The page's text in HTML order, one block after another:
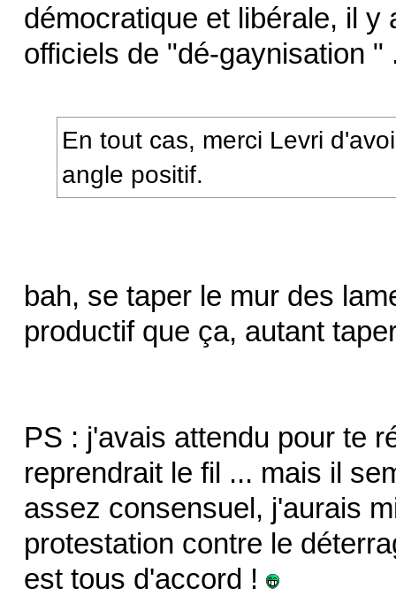
démocratique et libérale, il
officiels de "dé-gaynisation
En tout cas, merci Levri
angle positif.
bah, se taper le mur des
productif que ça, autant
PS : j'avais attendu pour te
reprendrait le fil ... mais il
assez consensuel, j'aurais
protestation contre le
est tous d'accord !